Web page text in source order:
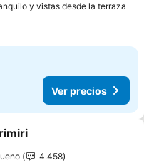
y vistas desde la terraza
Ver precios
a favoritos
4.458